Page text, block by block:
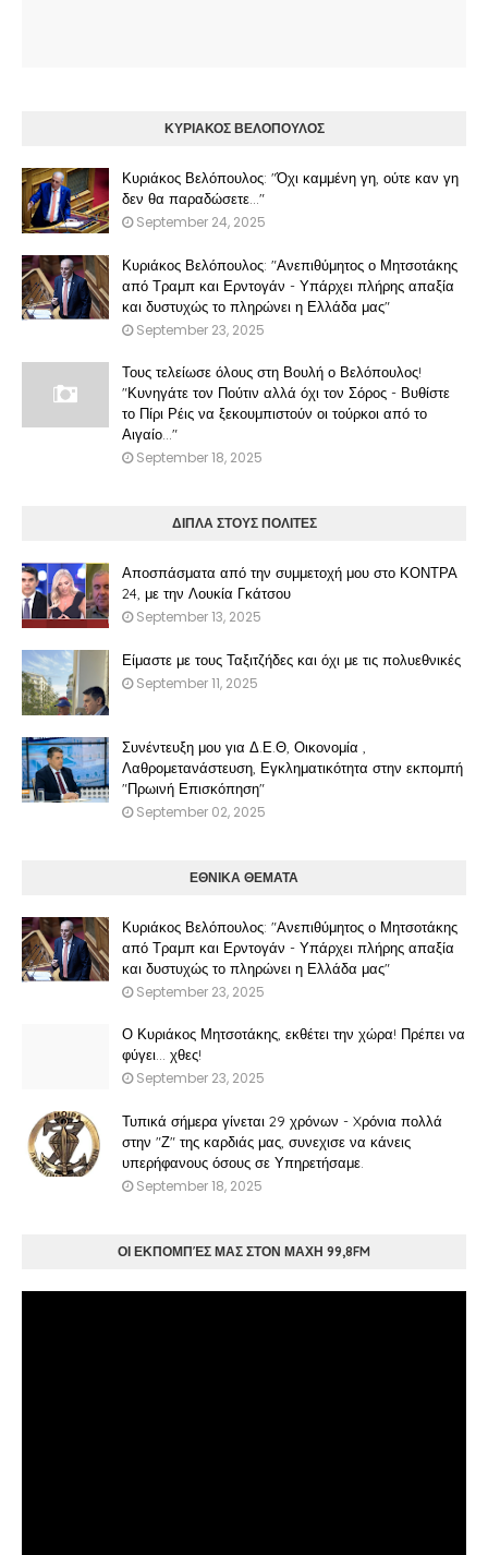
ΚΥΡΙΑΚΟΣ ΒΕΛΟΠΟΥΛΟΣ
Κυριάκος Βελόπουλος: "Όχι καμμένη γη, ούτε καν γη
δεν θα παραδώσετε..."
September 24, 2025
Κυριάκος Βελόπουλος: "Ανεπιθύμητος ο Μητσοτάκης
από Τραμπ και Ερντογάν - Υπάρχει πλήρης απαξία
και δυστυχώς το πληρώνει η Ελλάδα μας"
September 23, 2025
Τους τελείωσε όλους στη Βουλή ο Βελόπουλος!
"Κυνηγάτε τον Πούτιν αλλά όχι τον Σόρος - Βυθίστε
το Πίρι Ρέις να ξεκουμπιστούν οι τούρκοι από το
Αιγαίο..."
September 18, 2025
ΔΙΠΛΑ ΣΤΟΥΣ ΠΟΛΙΤΕΣ
Αποσπάσματα από την συμμετοχή μου στο ΚΟΝΤΡΑ
24, με την Λουκία Γκάτσου
September 13, 2025
Είμαστε με τους Ταξιτζήδες και όχι με τις πολυεθνικές
September 11, 2025
Συνέντευξη μου για Δ.Ε.Θ, Οικονομία ,
Λαθρομετανάστευση, Εγκληματικότητα στην εκπομπή
"Πρωινή Επισκόπηση"
September 02, 2025
ΕΘΝΙΚΑ ΘΕΜΑΤΑ
Κυριάκος Βελόπουλος: "Ανεπιθύμητος ο Μητσοτάκης
από Τραμπ και Ερντογάν - Υπάρχει πλήρης απαξία
και δυστυχώς το πληρώνει η Ελλάδα μας"
September 23, 2025
Ο Κυριάκος Μητσοτάκης, εκθέτει την χώρα! Πρέπει να
φύγει… χθες!
September 23, 2025
Τυπικά σήμερα γίνεται 29 χρόνων - Xρόνια πολλά
στην "Ζ" της καρδιάς μας, συνεχισε να κάνεις
υπερήφανους όσους σε Υπηρετήσαμε.
September 18, 2025
ΟΙ ΕΚΠΟΜΠΈΣ ΜΑΣ ΣΤΟΝ ΜΑΧΗ 99,8FM